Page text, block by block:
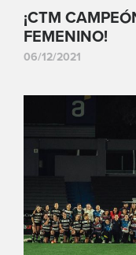
¡CTM
FEMENINO!
06/12/2021